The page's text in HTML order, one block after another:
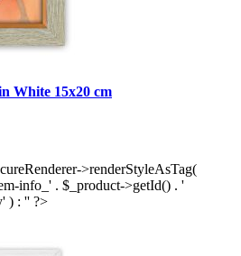
White 15x20 cm
>renderStyleAsTag(
info_' . $_product->getId() . '
) : '' ?>